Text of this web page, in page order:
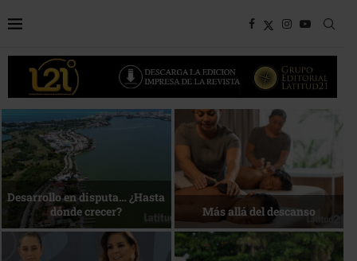
Bottega, un viaje servido a la
mesa
Energía que Impulsa la
competitividad